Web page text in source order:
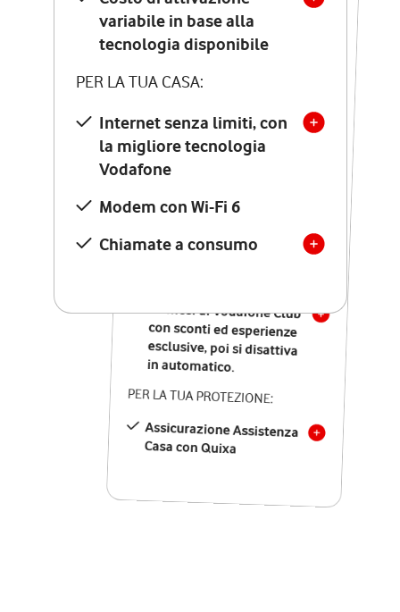
variabile in base alla
tecnologia disponibile
PER LA TUA CASA:
Internet senza limiti, con
la migliore tecnologia
Vodafone
Modem con Wi-Fi 6
Chiamate a consumo
Costo di attivazione
variabile in base alla
tecnologia disponibile
PER LA TUA CASA:
Internet senza limiti, con
la migliore tecnologia
Vodafone
Modem Seven con Wi-Fi 7
Chiamate illimitate verso
numeri fissi e mobili
nazionali
12 mesi di Vodafone Club
con sconti ed esperienze
esclusive, poi si disattiva
in automatico.
PER LA TUA PROTEZIONE:
Assicurazione Assistenza
Casa con Quixa